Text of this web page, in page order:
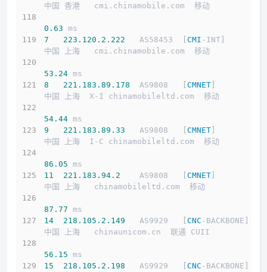
中国 香港   cmi.chinamobile.com  移动
0.63 ms
7
223.120 .2 .222
   AS58453  [
CMI -INT]
中国 上海   cmi.chinamobile.com  移动
53.24 ms
8
221.183 .89 .178
  AS9808   [
CMNET
中国 上海  X-I chinamobileltd.com  移动
54.44 ms
9
221.183 .89 .33
   AS9808   [
CMNET
中国 上海  I-C chinamobileltd.com  移动
86.05 ms
11
221.183 .94 .2
    AS9808   [
CMNET
中国 上海   chinamobileltd.com  移动
87.77 ms
14
218.105 .2 .149
   AS9929   [
CNC -BACKBONE]
中国 上海   chinaunicom.cn  联通 CUII
56.15 ms
15
218.105 .2 .198
   AS9929   [
CNC -BACKBONE]